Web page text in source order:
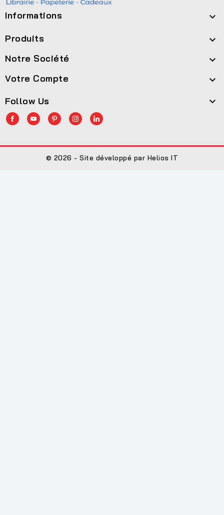
Informations 
Produits 
Notre Société 
Votre Compte 
Follow Us 
© 2026 - Site développé par Helios IT